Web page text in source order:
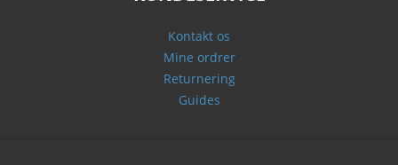
Kontakt os
Mine ordrer
Returnering
Guides